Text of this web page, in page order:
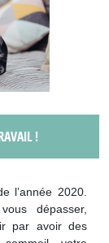
!
l’année 2020.
dépasser,
par avoir des